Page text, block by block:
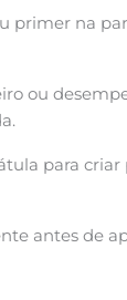
primer na
ou
para
antes de